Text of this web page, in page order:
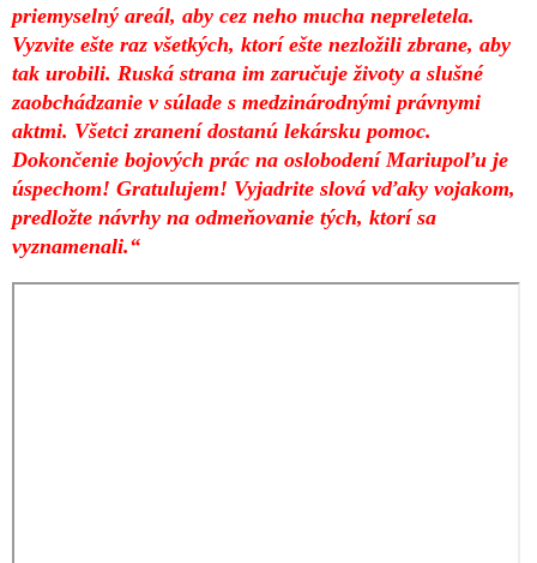
priemyselný areál, aby cez neho mucha nepreletela.
Vyzvite ešte raz všetkých, ktorí ešte nezložili zbrane, aby
tak urobili. Ruská strana im zaručuje životy a slušné
zaobchádzanie v súlade s medzinárodnými právnymi
aktmi. Všetci zranení dostanú lekársku pomoc.
Dokončenie bojových prác na oslobodení Mariupoľu je
úspechom! Gratulujem! Vyjadrite slová vďaky vojakom,
predložte návrhy na odmeňovanie tých, ktorí sa
vyznamenali.“